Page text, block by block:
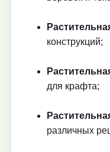
конструкций;
для крафта;
различных